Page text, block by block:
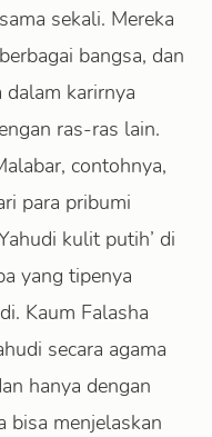
sekali. Mereka
bangsa, dan
dalam karirnya
ras-ras lain.
contohnya,
para pribumi
kulit putih’ di
yang tipenya
Kaum Falasha
secara agama
hanya dengan
bisa menjelaskan